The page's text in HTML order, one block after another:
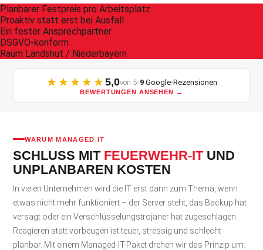
Planbarer Festpreis pro Arbeitsplatz
Proaktiv statt erst bei Ausfall
Ein fester Ansprechpartner
DSGVO-konform
Raum Landshut / Niederbayern
★★★★★5,0von 5•9Google-Rezensionen
BEWERTUNGEN ANSEHEN →
WARUM MANAGED IT
SCHLUSS MIT FEUERWEHR-ITUND
UNPLANBAREN KOSTEN
In vielen Unternehmen wird die IT erst dann zum Thema, wenn
etwas nicht mehr funktioniert – der Server steht, das Backup hat
versagt oder ein Verschlüsselungstrojaner hat zugeschlagen.
Reagieren statt vorbeugen ist teuer, stressig und schlecht
planbar. Mit einem Managed-IT-Paket drehen wir das Prinzip um: